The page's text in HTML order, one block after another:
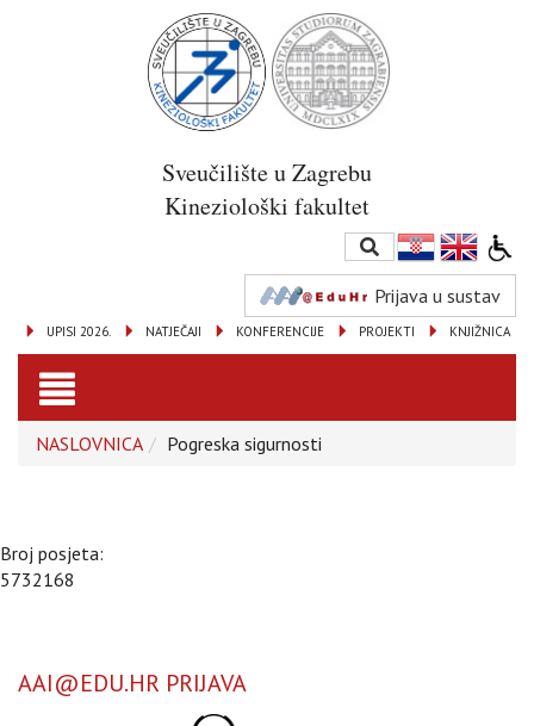
Sveučilište u Zagrebu
Kineziološki fakultet
Prijava u sustav
KNJIŽNICA
PROJEKTI
KONFERENCIJE
NATJEČAJI
UPISI 2026.
Toggle
navigation
NASLOVNICA Pogreska sigurnosti
Broj posjeta:
5732168
AAI@EDU.HR PRIJAVA